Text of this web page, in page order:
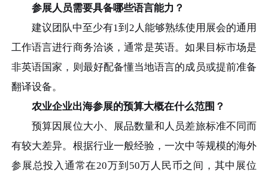
参展人员需要具备哪些语言能力？
建议团队中至少有1到2人能够熟练使用展会的通用
工作语言进行商务洽谈，通常是英语。如果目标市场是
非英语国家，则最好配备懂当地语言的成员或提前准备
翻译设备。
农业企业出海参展的预算大概在什么范围？
预算因展位大小、展品数量和人员差旅标准不同而
有较大差异。根据行业一般经验，一次中等规模的海外
参展总投入通常在20万到50万人民币之间，其中展位